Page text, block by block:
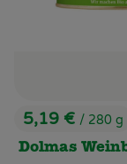
, Preis:
5,19 € / 280 g
Dolmas